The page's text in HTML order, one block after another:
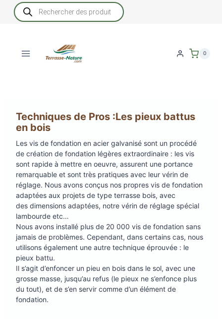
Recherche
de
produits
0
Techniques de Pros :Les pieux battus
en bois
Les vis de fondation en acier galvanisé sont un procédé
de création de fondation légères extraordinaire : les vis
sont rapide à mettre en oeuvre, assurent une portance
remarquable et sont très pratiques avec leur vérin de
réglage. Nous avons conçus nos propres vis de fondation
adaptées aux projets de type terrasse bois, avec
des dimensions adaptées, notre vérin de réglage spécial
lambourde etc…
Nous avons installé plus de 20 000 vis de fondation sans
jamais de problèmes. Cependant, dans certains cas, nous
utilisons également une autre technique éprouvée : le
pieux battu.
Il s’agit d’enfoncer un pieu en bois dans le sol, avec une
grosse masse, jusqu’au refus (le pieux ne s’enfonce plus
du tout), et de s’en servir comme d’un élément de
fondation.